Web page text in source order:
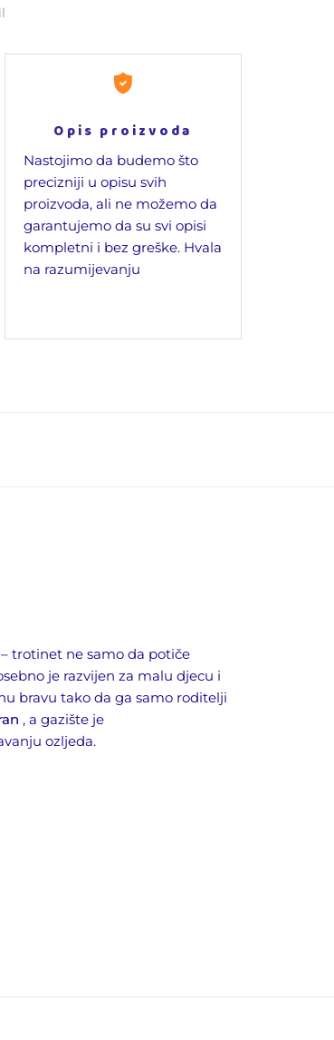
Opis proizvoda
Nastojimo da budemo što
precizniji u opisu svih
proizvoda, ali ne možemo da
garantujemo da su svi opisi
kompletni i bez greške. Hvala
na razumijevanju
trotinet ne samo da potiče
je razvijen za malu djecu i
bravu tako da ga samo roditelji
, a gazište je
ozljeda.